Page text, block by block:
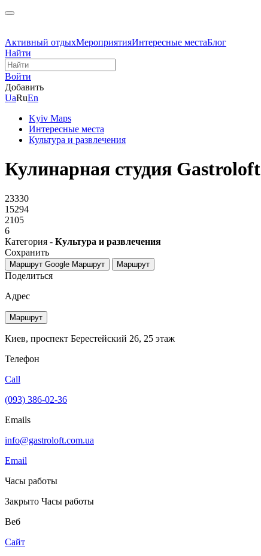
Активный отдыхМероприятияИнтересные местаБлог
Найти
Войти
Добавить
UaRuEn
Kyiv Maps
Интересные места
Культура и развлечения
Кулинарная студия Gastroloft
23330
15294
2105
6
Категория - Культура и развлечения
Сохранить
Маршрут Google Маршрут Маршрут
Поделиться
Адрес
Маршрут
Киев, проспект Берестейский 26, 25 этаж
Телефон
Call
(093) 386-02-36
Emails
info@gastroloft.com.ua
Email
Часы работы
Закрыто Часы работы
Веб
Сайт